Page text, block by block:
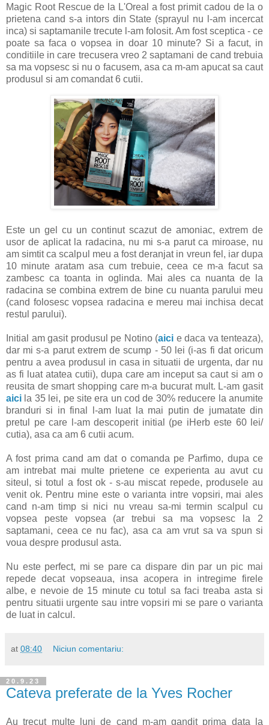
Magic Root Rescue de la L'Oreal a fost primit cadou de la o
prietena cand s-a intors din State (sprayul nu l-am incercat
inca) si saptamanile trecute l-am folosit. Am fost sceptica - ce
poate sa faca o vopsea in doar 10 minute? Si a facut, in
conditiile in care trecusera vreo 2 saptamani de cand trebuia
sa ma vopsesc si nu o facusem, asa ca m-am apucat sa caut
produsul si am comandat 6 cutii.
Este un gel cu un continut scazut de amoniac, extrem de
usor de aplicat la radacina, nu mi s-a parut ca miroase, nu
am simtit ca scalpul meu a fost deranjat in vreun fel, iar dupa
10 minute aratam asa cum trebuie, ceea ce m-a facut sa
zambesc ca toanta in oglinda. Mai ales ca nuanta de la
radacina se combina extrem de bine cu nuanta parului meu
(cand folosesc vopsea radacina e mereu mai inchisa decat
restul parului).
Initial am gasit produsul pe Notino (aici e daca va tenteaza),
dar mi s-a parut extrem de scump - 50 lei (i-as fi dat oricum
pentru a avea produsul in casa in situatii de urgenta, dar nu
as fi luat atatea cutii), dupa care am inceput sa caut si am o
reusita de smart shopping care m-a bucurat mult. L-am gasit
aici la 35 lei, pe site era un cod de 30% reducere la anumite
branduri si in final l-am luat la mai putin de jumatate din
pretul pe care l-am descoperit initial (pe iHerb este 60 lei/
cutia), asa ca am 6 cutii acum.
A fost prima cand am dat o comanda pe Parfimo, dupa ce
am intrebat mai multe prietene ce experienta au avut cu
siteul, si totul a fost ok - s-au miscat repede, produsele au
venit ok. Pentru mine este o varianta intre vopsiri, mai ales
cand n-am timp si nici nu vreau sa-mi termin scalpul cu
vopsea peste vopsea (ar trebui sa ma vopsesc la 2
saptamani, ceea ce nu fac), asa ca am vrut sa va spun si
voua despre produsul asta.
Nu este perfect, mi se pare ca dispare din par un pic mai
repede decat vopseaua, insa acopera in intregime firele
albe, e nevoie de 15 minute cu totul sa faci treaba asta si
pentru situatii urgente sau intre vopsiri mi se pare o varianta
de luat in calcul.
at 08:40 Niciun comentariu:
20.9.23
Cateva preferate de la Yves Rocher
Au trecut multe luni de cand m-am gandit prima data la